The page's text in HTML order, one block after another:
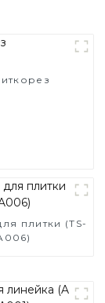
плитки (TS-